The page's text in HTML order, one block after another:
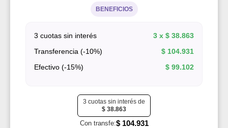
BENEFICIOS
3 cuotas sin interés 3 x $ 38.863
Transferencia (-10%)
$ 104.931
Efectivo (-15%)
$ 99.102
3 cuotas sin interés de
$ 38.863
Con transfe:$104.931